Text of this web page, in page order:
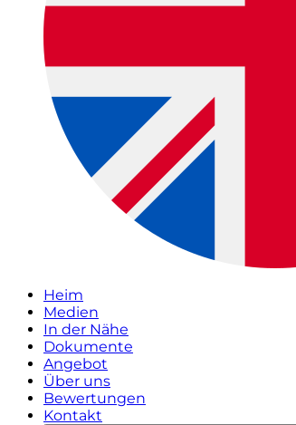
Heim
Medien
In der Nähe
Dokumente
Angebot
Über uns
Bewertungen
Kontakt